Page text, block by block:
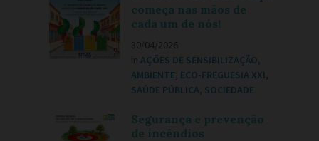
começa nas mãos de
cada um de nós!
30/04/2026
inAÇÕES DE SENSIBILIZAÇÃO,
AMBIENTE, ECO-FREGUESIA XXI ,
SAÚDE PÚBLICA, SOCIEDADE
Segurança e prevenção
de incêndios